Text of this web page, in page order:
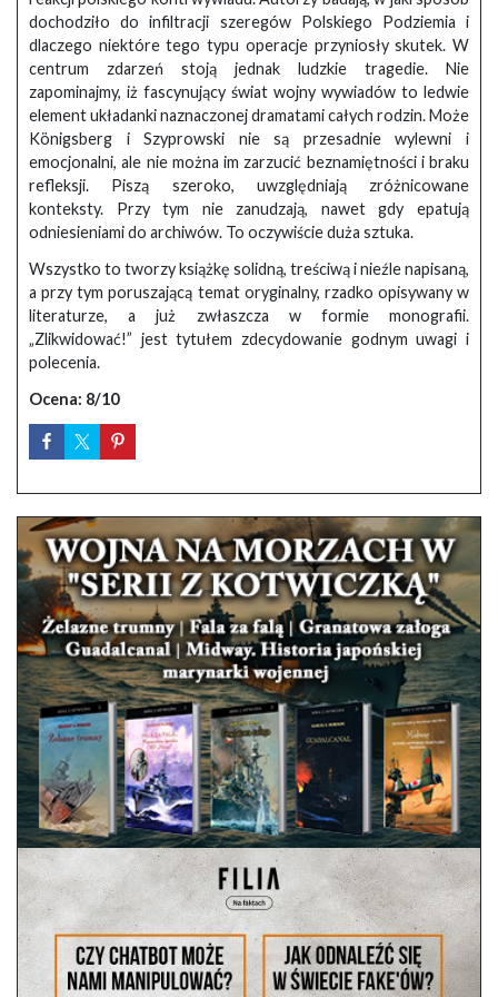
dochodziło do infiltracji szeregów Polskiego Podziemia i
dlaczego niektóre tego typu operacje przyniosły skutek. W
centrum zdarzeń stoją jednak ludzkie tragedie. Nie
zapominajmy, iż fascynujący świat wojny wywiadów to ledwie
element układanki naznaczonej dramatami całych rodzin. Może
Königsberg i Szyprowski nie są przesadnie wylewni i
emocjonalni, ale nie można im zarzucić beznamiętności i braku
refleksji. Piszą szeroko, uwzględniają zróżnicowane
konteksty. Przy tym nie zanudzają, nawet gdy epatują
odniesieniami do archiwów. To oczywiście duża sztuka.
Wszystko to tworzy książkę solidną, treściwą i nieźle napisaną,
a przy tym poruszającą temat oryginalny, rzadko opisywany w
literaturze, a już zwłaszcza w formie monografii.
„Zlikwidować!” jest tytułem zdecydowanie godnym uwagi i
polecenia.
Ocena: 8/10